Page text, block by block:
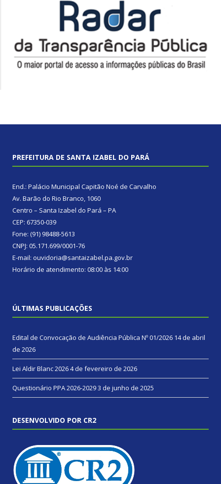
PREFEITURA DE SANTA IZABEL DO PARÁ
End.: Palácio Municipal Capitão Noé de Carvalho
Av. Barão do Rio Branco, 1060
Centro – Santa Izabel do Pará – PA
CEP: 67350-039
Fone: (91) 98488-5613
CNPJ: 05.171.699/0001-76
E-mail: ouvidoria@santaizabel.pa.gov.br
Horário de atendimento: 08:00 às 14:00
ÚLTIMAS PUBLICAÇÕES
Edital de Convocação de Audiência Pública Nº 01/2026 14 de abril
de 2026
Lei Aldir Blanc 20264 de fevereiro de 2026
Questionário PPA 2026-20293 de junho de 2025
DESENVOLVIDO POR CR2